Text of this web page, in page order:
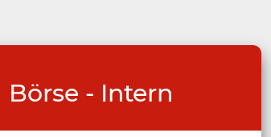
Börse - Intern